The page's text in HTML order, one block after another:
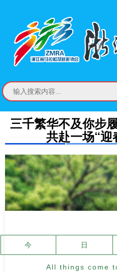
三千繁华不及你步
共赴一场“
今 日
All things come